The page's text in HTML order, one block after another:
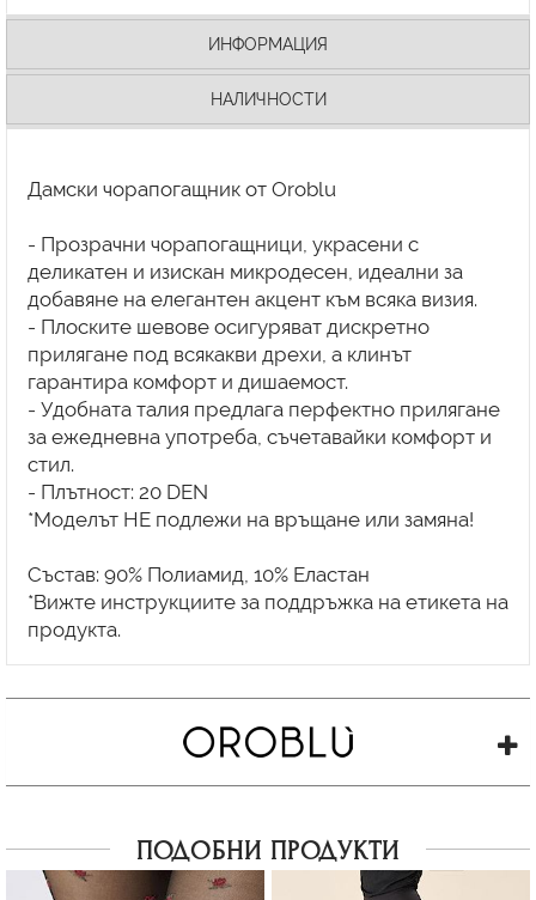
ИНФОРМАЦИЯ
НАЛИЧНОСТИ
Дамски чорапогащник от Oroblu
- Прозрачни чорапогащници, украсени с
деликатен и изискан микродесен, идеални за
добавяне на елегантен акцент към всяка визия.
- Плоските шевове осигуряват дискретно
прилягане под всякакви дрехи, а клинът
гарантира комфорт и дишаемост.
- Удобната талия предлага перфектно прилягане
за ежедневна употреба, съчетавайки комфорт и
стил.
- Плътност: 20 DEN
*Моделът НЕ подлежи на връщане или замяна!
Състав: 90% Полиамид, 10% Еластан
*Вижте инструкциите за поддръжка на етикета на
продукта.
ПОДОБНИ ПРОДУКТИ